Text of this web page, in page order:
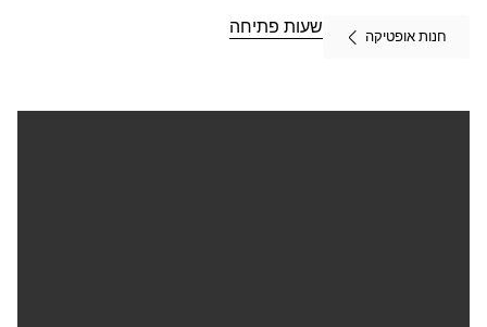
Center ב
VOLTAIRE
חנות אופטיקה
שעות פתיחה